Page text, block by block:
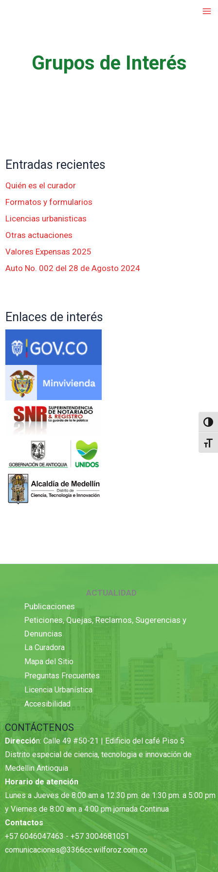
Grupos de Interés
Entradas recientes
Quién es el curador
Formatos y formularios
Licencias urbanisticas
Otras actuaciones
Valores Expensas 2025
Auto No. 002 del 28 de Agosto 2024
Enlaces de interés
ACTUALIDAD
Publicaciones
Peticiones, Quejas, Reclamos, Sugerencias y
Denuncias
La Curadora
Mapa del Sitio
Preguntas Frecuentes
Licencia Urbanística
Accesibilidad
CONTÁCTENOS
Dirección: Calle 49 #50-21 | Edificio del café Piso 5
Distrito especial de ciencia, tecnologia e innovación de
Medellin Antioquia
Horario de atención
Lunes a Jueves de 8:00 am a 12.30 pm. de 1:30 pm. a 5:00 pm
y Viernes de 8:00 am a 4:00 pm jornada Continua
Contactos
+57 6046047463 - +57 3004681051
comunicaciones@3366cc.wilforoz.com.co